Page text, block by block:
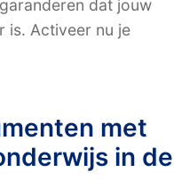
dat jouw
is. Activeer nu je
met
in de